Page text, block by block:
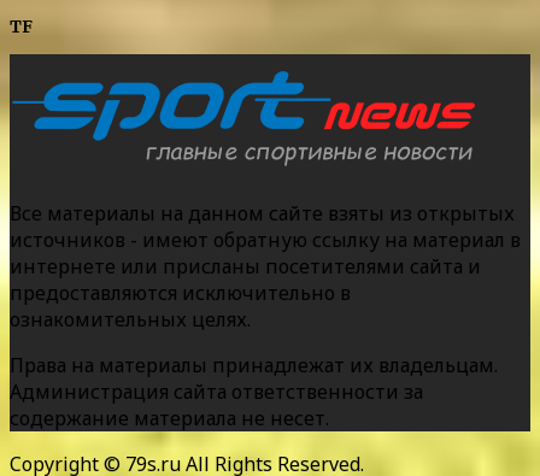
TF
Все материалы на данном сайте взяты из открытых
источников - имеют обратную ссылку на материал в
интернете или присланы посетителями сайта и
предоставляются исключительно в
ознакомительных целях.
Права на материалы принадлежат их владельцам.
Администрация сайта ответственности за
содержание материала не несет.
Copyright © 79s.ru All Rights Reserved.